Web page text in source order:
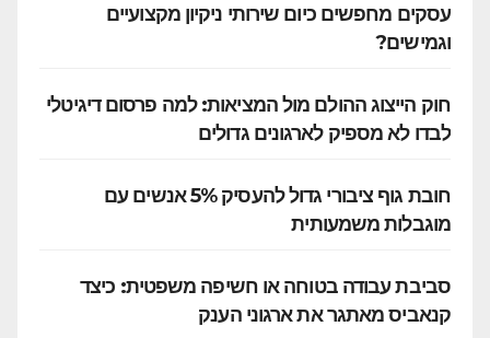
עסקים מחפשים כיום שירותי ניקיון מקצועיים
וגמישים?
חוק הייצוג ההולם מול המציאות: למה פרסום דיגיטלי
לבדו לא מספיק לארגונים גדולים
חובת גוף ציבורי גדול להעסיק 5% אנשים עם
מוגבלות משמעותית
סביבת עבודה בטוחה או חשיפה משפטית: כיצד
קנאביס מאתגר את ארגוני הענק